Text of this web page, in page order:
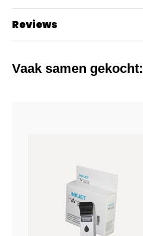
Reviews
Vaak samen gekocht: